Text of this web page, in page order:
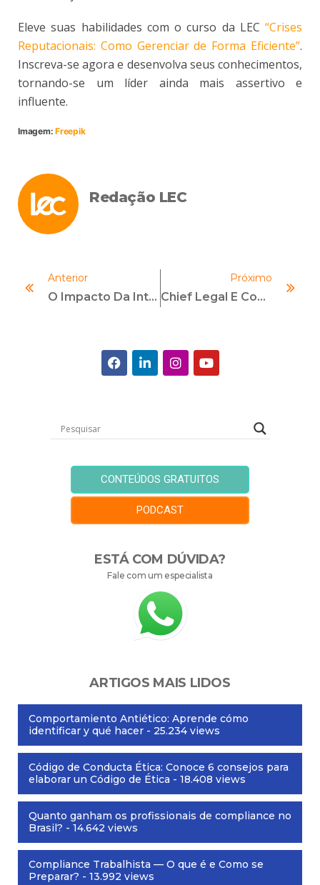
Eleve suas habilidades com o curso da LEC “Crises
Reputacionais: Como Gerenciar de Forma Eficiente”.
Inscreva-se agora e desenvolva seus conhecimentos,
tornando-se um líder ainda mais assertivo e
influente.
Imagem:Freepik
Redação LEC
Anterior
O Impacto Da Inteligência Artificial Na Agilidade E Precisão Dos Canais De Denúncias
Próximo
Chief Legal E Compliance Officers: Entendam Como Identificar Os Riscos Climáticos Do Seu Negócio E Engajar O Seu Time No Combate À Emergência Climática
CONTEÚDOS GRATUITOS
PODCAST
ESTÁ COM DÚVIDA?
Fale com um especialista
ARTIGOS MAIS LIDOS
Comportamiento Antiético: Aprende cómo
identificar y qué hacer - 25.234 views
Código de Conducta Ética: Conoce 6 consejos para
elaborar un Código de Ética - 18.408 views
Quanto ganham os profissionais de compliance no
Brasil? - 14.642 views
Compliance Trabalhista — O que é e Como se
Preparar? - 13.992 views